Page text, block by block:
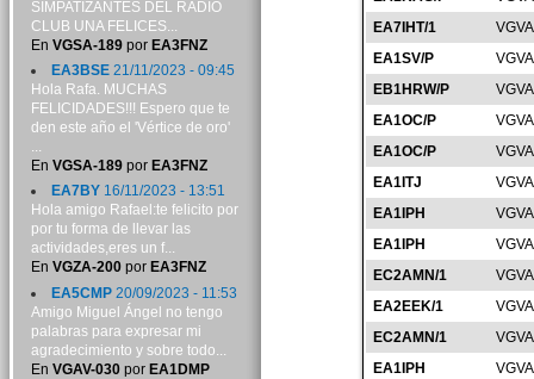
EA7IHT/1
EA1SV/P
EB1HRW/P
EA1OC/P
EA1OC/P
EA1ITJ
EA1IPH
EA1IPH
EC2AMN/1
EA2EEK/1
EC2AMN/1
EA1IPH
SIMPATIZANTES DEL RADIO
CLUB UNA FELICES...
En VGSA-189por EA3FNZ
EA3BSE21/11/2023 - 09:45
Hola Rafa. MUCHAS
FELICIDADES!!! Espero que te
den este año el 'Vértice de oro'
...
En VGSA-189por EA3FNZ
EA7BY16/11/2023 - 13:51
Hola amigo Rafael:te felicito por
por tu forma de llevar las
actividades,eres un f...
En VGZA-200por EA3FNZ
EA5CMP20/09/2023 - 11:53
Amigo Miguel Ángel no tengo
palabras para expresar mi
agradecimiento y sobre todo...
En VGAV-030por EA1DMP